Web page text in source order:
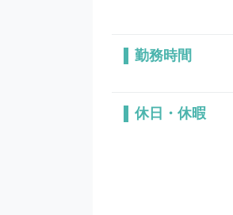
勤務時間
休日・休暇